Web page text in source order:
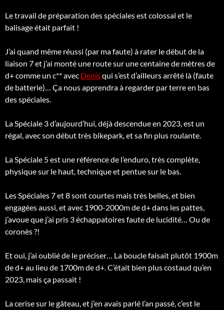
Le travail de préparation des spéciales est colossal et le
balisage était parfait !
J’ai quand même réussi (par ma faute) à rater le début de la
liaison 7 et j’ai monté une route sur une centaine de mètres de
d+ comme un c** avec Denisqui s’est d’ailleurs arrêté là (faute
de batterie)… Ça nous apprendra à regarder par terre en bas
des spéciales.
La Spéciale 3 d’aujourd’hui, déjà descendue en 2023, est un
régal, avec son début très bikepark, et sa fin plus roulante.
La Spéciale 5 est une référence de l’enduro, très complète,
physique sur le haut, technique et pentue sur le bas.
Les Spéciales 7 et 8 sont courtes mais très belles, et bien
engagées aussi, et avec 1900-2000m de d+ dans les pattes,
j’avoue que j’ai pris 3 échappatoires faute de lucidité… Ou de
coronès ?!
Et oui, j’ai oublié de le préciser… La boucle faisait plutôt 1900m
de d+ au lieu de 1700m de d+. C’était bien plus costaud qu’en
2023, mais ça passait !
La cerise sur le gâteau, et j’en avais parlé l’an passé, c’est le